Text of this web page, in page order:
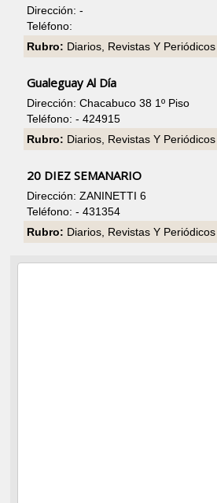
Dirección: -
Teléfono:
Rubro: Diarios, Revistas Y Periódicos
Gualeguay Al Día
Dirección: Chacabuco 38 1º Piso
Teléfono: - 424915
Rubro: Diarios, Revistas Y Periódicos
20 DIEZ SEMANARIO
Dirección: ZANINETTI 6
Teléfono: - 431354
Rubro: Diarios, Revistas Y Periódicos